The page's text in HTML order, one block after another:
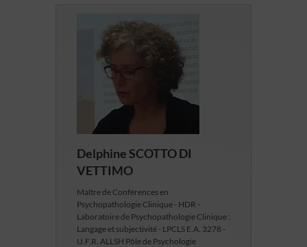
Delphine SCOTTO DI
VETTIMO
Maître de Conférences en
Psychopathologie Clinique - HDR -
Laboratoire de Psychopathologie Clinique :
Langage et subjectivité - LPCLS E.A. 3278 -
U.F.R. ALLSH Pôle de Psychologie